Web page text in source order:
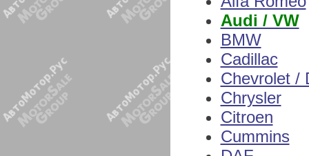
Audi / VW
BMW
Cadillac
Chevrolet /
Chrysler
Citroen
Cummins